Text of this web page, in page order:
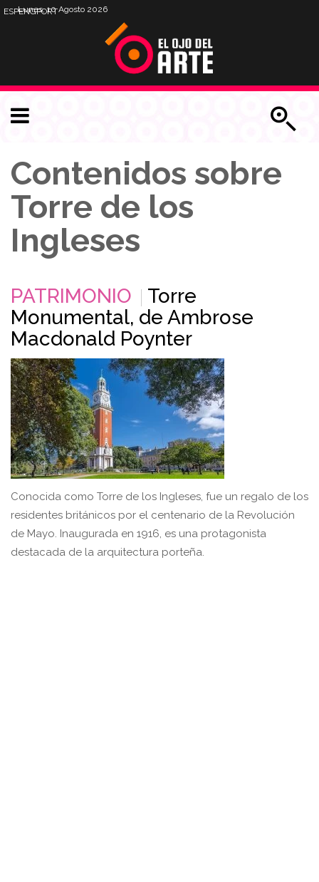
Lunes, 10 Agosto 2026
ESPENGPORT
Contenidos sobre
Torre de los
Ingleses
PATRIMONIO
Torre
Monumental, de Ambrose
Macdonald Poynter
Conocida como Torre de los Ingleses, fue un regalo de los
residentes británicos por el centenario de la Revolución
de Mayo. Inaugurada en 1916, es una protagonista
destacada de la arquitectura porteña.